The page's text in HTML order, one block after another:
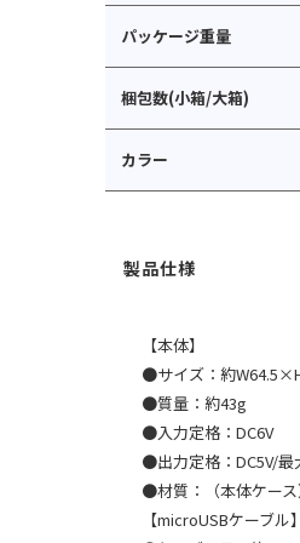
パッケージ重量
梱包数(小箱/大箱)
カラー
【本体】
●サイズ：約
●質量：約43g
●入力定格：DC6V
●出力定格：DC5V/最
●材質：（本体ケース
【microUSBケーブル】